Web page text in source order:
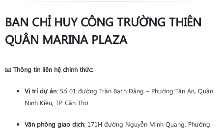
BAN CHỈ HUY CÔNG TRƯỜNG THIÊN
QUÂN MARINA PLAZA
📧 Thông tin liên hệ chính thức:
Vị trí dự án: Số 01 đường Trần Bạch Đằng – Phường Tân An, Quận
Ninh Kiều, TP. Cần Thơ.
Văn phòng giao dịch: 171H đường Nguyễn Minh Quang, Phường